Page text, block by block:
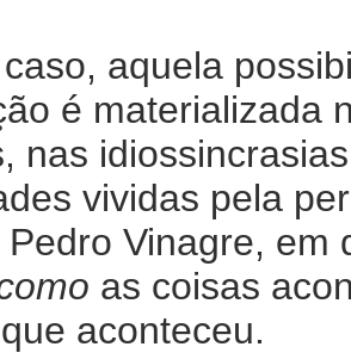
aquela
é materializada
nas
vividas pela
Vinagre, em
as coisas
aconteceu.